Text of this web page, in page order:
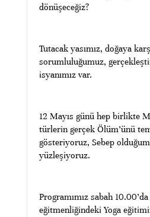
dönüşeceğiz?
Tutacak yasımız, doğaya
sorumluluğumuz,
isyanımız var.
12 Mayıs günü hep birlikte
türlerin gerçek Ölüm’ünü
gösteriyoruz, Sebep
yüzleşiyoruz.
Programımız sabah 10.00’da
eğitmenliğindeki Yoga